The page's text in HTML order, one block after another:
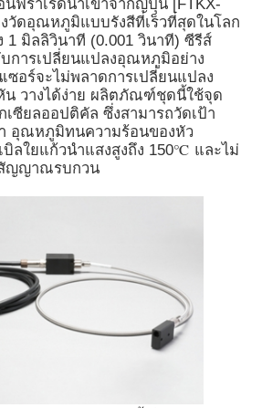
ฟราเรดนำเข้าจากญี่ปุ่น [FTKX-
งวัดอุณหภูมิแบบรังสีที่เร็วที่สุดในโลก
1 มิลลิวินาที (0.001 วินาที) ซีรีส์
การเปลี่ยนแปลงอุณหภูมิอย่าง
ซอร์จะไม่พลาดการเปลี่ยนแปลง
วางได้ง่าย ผลิตภัณฑ์ชุดนี้ใช้จุด
เซียลออปติคัล ซึ่งสามารถวัดเป้า
อุณหภูมิทนความร้อนของหัว
บิลใยแก้วนำแสงสูงถึง 150℃ และไม่
ญญาณรบกวน